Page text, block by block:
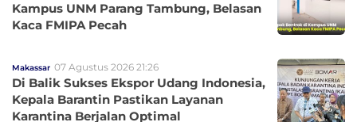
Kampus UNM Parang Tambung, Belasan
Kaca FMIPA Pecah
Makassar 07 Agustus 2026 21:26
Di Balik Sukses Ekspor Udang Indonesia,
Kepala Barantin Pastikan Layanan
Karantina Berjalan Optimal